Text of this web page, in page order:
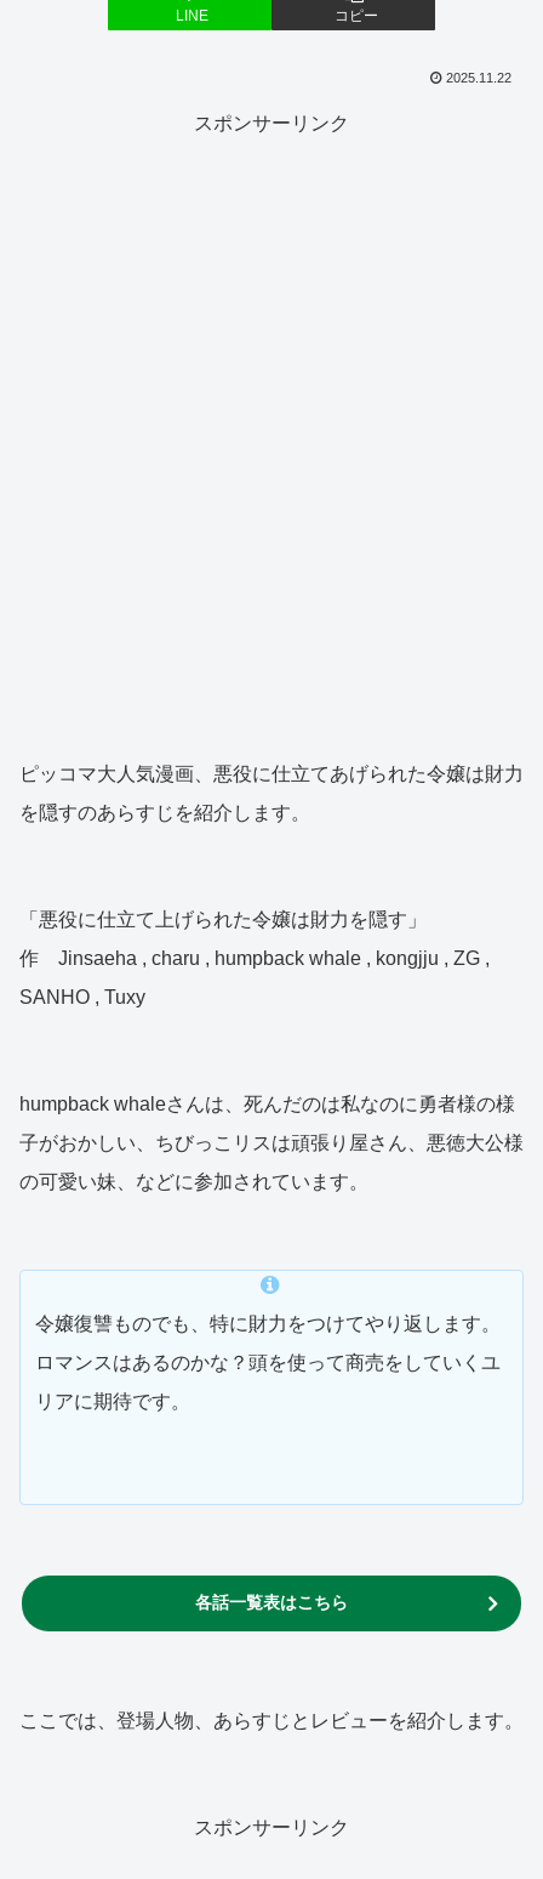
LINE コピー
2025.11.22
スポンサーリンク
ピッコマ大人気漫画、悪役に仕立てあげられた令嬢は財力
を隠すのあらすじを紹介します。
「悪役に仕立て上げられた令嬢は財力を隠す」
作 Jinsaeha , charu , humpback whale , kongjju , ZG ,
SANHO , Tuxy
humpback whaleさんは、死んだのは私なのに勇者様の様
子がおかしい、ちびっこリスは頑張り屋さん、悪徳大公様
の可愛い妹、などに参加されています。
令嬢復讐ものでも、特に財力をつけてやり返します。
ロマンスはあるのかな？頭を使って商売をしていくユ
リアに期待です。
各話一覧表はこちら
ここでは、登場人物、あらすじとレビューを紹介します。
スポンサーリンク